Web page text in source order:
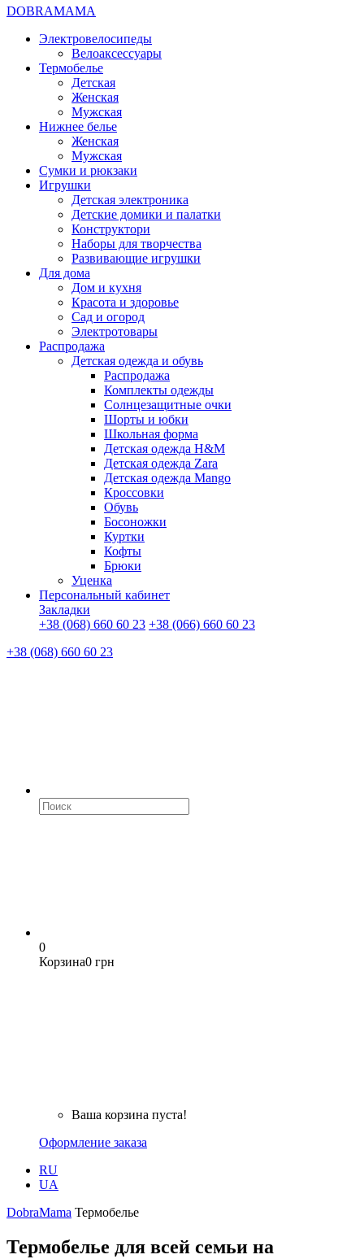
DOBRAMAMA
Электровелосипеды
Велоаксессуары
Термобелье
Детская
Женская
Мужская
Нижнее белье
Женская
Мужская
Сумки и рюкзаки
Игрушки
Детская электроника
Детские домики и палатки
Конструктори
Наборы для творчества
Развивающие игрушки
Для дома
Дом и кухня
Красота и здоровье
Сад и огород
Электротовары
Распродажа
Детская одежда и обувь
Распродажа
Комплекты одежды
Солнцезащитные очки
Шорты и юбки
Школьная форма
Детская одежда H&M
Детская одежда Zara
Детская одежда Mango
Кроссовки
Обувь
Босоножки
Куртки
Кофты
Брюки
Уценка
Персональный кабинет
Закладки
+38 (068) 660 60 23 +38 (066) 660 60 23
+38 (068) 660 60 23
0
Корзина0 грн
Ваша корзина пуста!
Оформление заказа
RU
UA
DobraMama Термобелье
Термобелье для всей семьи на